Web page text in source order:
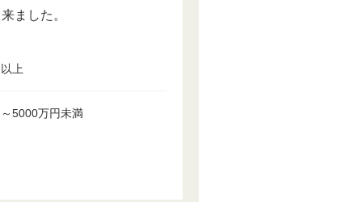
ました。
上
5000万円未満